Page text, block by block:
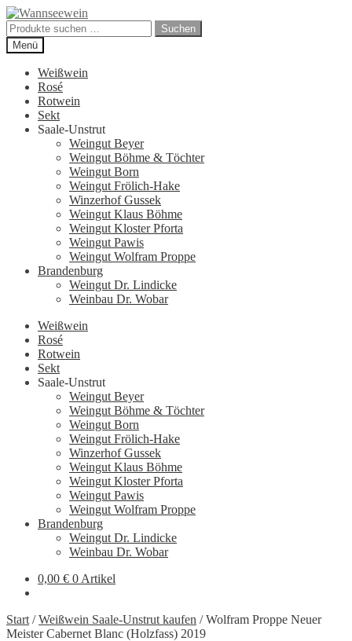
Zur
Navigation
springen
Zum
Inhalt
springen
Suchen
nach:
Suchen
Menü
Weißwein
Rosé
Rotwein
Sekt
Saale-Unstrut
Weingut Beyer
Weingut Böhme & Töchter
Weingut Born
Weingut Frölich-Hake
Winzerhof Gussek
Weingut Klaus Böhme
Weingut Kloster Pforta
Weingut Pawis
Weingut Wolfram Proppe
Brandenburg
Weingut Dr. Lindicke
Weinbau Dr. Wobar
Weißwein
Rosé
Rotwein
Sekt
Saale-Unstrut
Weingut Beyer
Weingut Böhme & Töchter
Weingut Born
Weingut Frölich-Hake
Winzerhof Gussek
Weingut Klaus Böhme
Weingut Kloster Pforta
Weingut Pawis
Weingut Wolfram Proppe
Brandenburg
Weingut Dr. Lindicke
Weinbau Dr. Wobar
0,00 € 0 Artikel
Start /Weißwein Saale-Unstrut kaufen /Wolfram Proppe Neuer
Meister Cabernet Blanc (Holzfass) 2019